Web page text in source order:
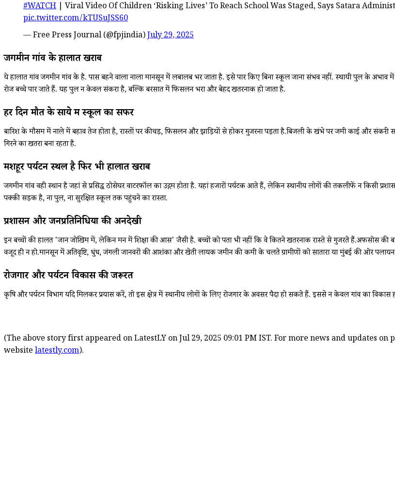
#WATCH | Viral Video Of Children ‘Risking Lives’ To Reach School Was Staged, Says Satara
pic.twitter.com/kTUSuJSS60
— Free Press Journal (@fpjindia)July 29, 2025
जगमीन गांव के हालात खराब
ये हालात गांव जगमीन गांव के है. पास बहने वाला नाला मानसून में लबालब भर जाता है. इसे पार किए बिना स्कूल जाना संभव नहीं. स्थायी पुल के
रोज बच्चे पार जाते हैं. यह पुल न केवल संकरा है, बल्कि बरसात में फिसलन भरा और बेहद खतरनाक हो जाता है.
हर दिन मौत के साये में स्कूल का सफर
बारिश के मौसम में नाले में बहाव तेज होता है, रास्तों पर कीचड़, फिसलन और झाड़ियों से होकर गुजरना पड़ता है.बिजली के खंभे पर जमी काई और
गिरने का खतरा बना रहता है.
मशहूर पर्यटन स्थल है फिर भी हालात खराब
जगमीन गांव वही स्थान है जहां से प्रसिद्ध ठोसेघर वाटरफॉल का उद्गम होता है. यहां हजारों पर्यटक आते हैं, लेकिन स्थानीय लोगों की तकलीफें न किसी
पक्की सड़क है, ना पुल, ना सुरक्षित स्कूल तक पहुंचने का रास्ता.
प्रशासन और जनप्रतिनिधियों की अनदेखी
इन बच्चों की हालत 'जान जोखिम में, लेकिन मन में शिक्षा की आस' जैसी है. बच्चों को पता भी नहीं कि वे कितने खतरनाक रास्ते से गुजरते हैं.अफसोस की
वजूद ही न हो.मानसून में अतिवृष्टि, धुंध, जंगली जानवरों की आशंका और खेती लायक जमीन की कमी के चलते ग्रामीणों को सातारा या मुंबई की ओर
रोजगार और पर्यटन विकास की जरूरत
कृषि और पर्यटन विभाग यदि मिलकर प्रयास करें, तो इस क्षेत्र में स्थानीय लोगों के लिए रोजगार के अवसर पैदा हो सकते हैं. इससे न केवल गांव का विकास
(The above story first appeared on LatestLY on Jul 29, 2025 09:01 PM IST. For more news and updates
website latestly.com).